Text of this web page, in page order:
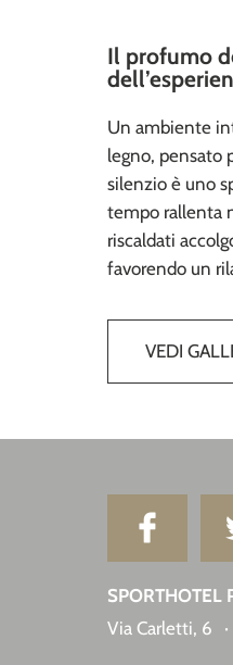
Il profumo
Un ambiente
legno, pensato
silenzio è uno
tempo rallenta
riscaldati
favorendo un
VEDI
SPORTHOTEL
Via Carletti, 6
·